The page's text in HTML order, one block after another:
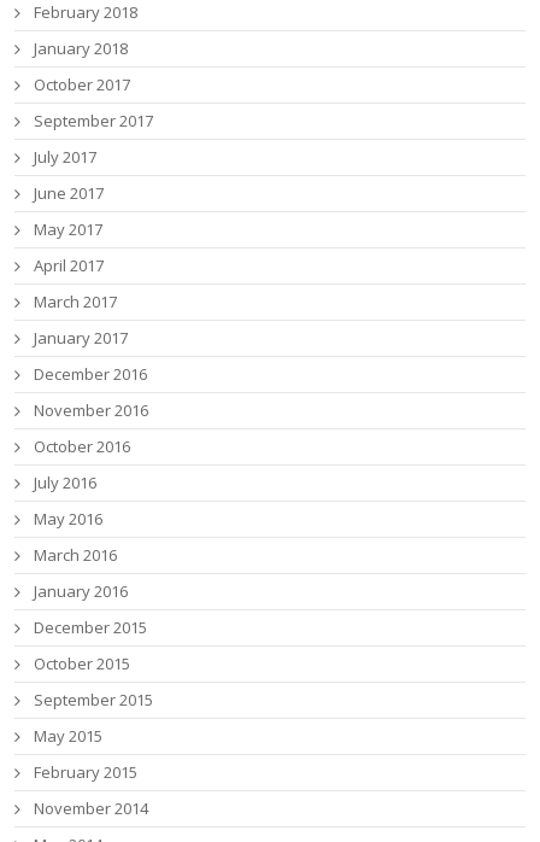
February 2018
January 2018
October 2017
September 2017
July 2017
June 2017
May 2017
April 2017
March 2017
January 2017
December 2016
November 2016
October 2016
July 2016
May 2016
March 2016
January 2016
December 2015
October 2015
September 2015
May 2015
February 2015
November 2014